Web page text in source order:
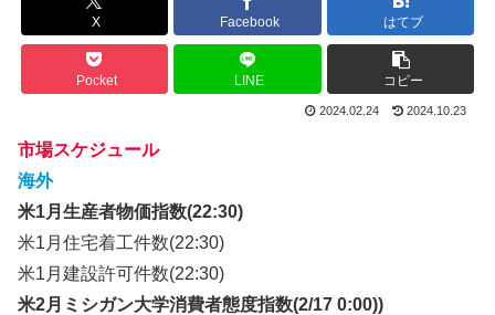
X Facebook はてブ
Pocket LINE コピー
2024.02.24 2024.10.23
市場スケジュール
海外
米1月生産者物価指数(22:30)
米1月住宅着工件数(22:30)
米1月建設許可件数(22:30)
米2月ミシガン大学消費者態度指数(2/17 0:00))